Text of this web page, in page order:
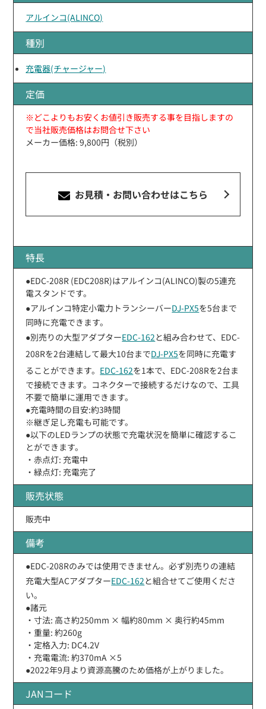
アルインコ(ALINCO)
種別
充電器(チャージャー)
定価
※どこよりもお安くお値引き販売する事を目指しますの
で当社販売価格はお問合せ下さい
メーカー価格: 9,800円（税別）
お見積・お問い合わせはこちら
特長
●EDC-208R (EDC208R)はアルインコ(ALINCO)製の5連充
電スタンドです。
●アルインコ特定小電力トランシーバーDJ-PX5を5台まで
同時に充電できます。
●別売りの大型アダプターEDC-162と組み合わせて、EDC-
208Rを2台連結して最大10台までDJ-PX5を同時に充電す
ることができます。 EDC-162を1本で、EDC-208Rを2台ま
で接続できます。コネクターで接続するだけなので、工具
不要で簡単に運用できます。
●充電時間の目安:約3時間
※継ぎ足し充電も可能です。
●以下のLEDランプの状態で充電状況を簡単に確認するこ
とができます。
・赤点灯: 充電中
・緑点灯: 充電完了
販売状態
販売中
備考
●EDC-208Rのみでは使用できません。必ず別売りの連結
充電大型ACアダプターEDC-162と組合せてご使用くださ
い。
●諸元
・寸法: 高さ約250mm × 幅約80mm × 奥行約45mm
・重量: 約260g
・定格入力: DC4.2V
・充電電流: 約370mA ×5
●2022年9月より資源高騰のため価格が上がりました。
JANコード